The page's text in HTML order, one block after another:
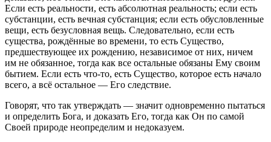
Если есть реальности, есть абсолютная реальность; если есть
субстанции, есть вечная субстанция; если есть обусловленные
вещи, есть безусловная вещь. Следовательно, если есть
существа, рождённые во времени, то есть Существо,
предшествующее их рождению, независимое от них, ничем
им не обязанное, тогда как все остальные обязаны Ему своим
бытием. Если есть что-то, есть Существо, которое есть начало
всего, а всё остальное — Его следствие.
Говорят, что так утверждать — значит одновременно пытаться
и определить Бога, и доказать Его, тогда как Он по самой
Своей природе неопределим и недоказуем.